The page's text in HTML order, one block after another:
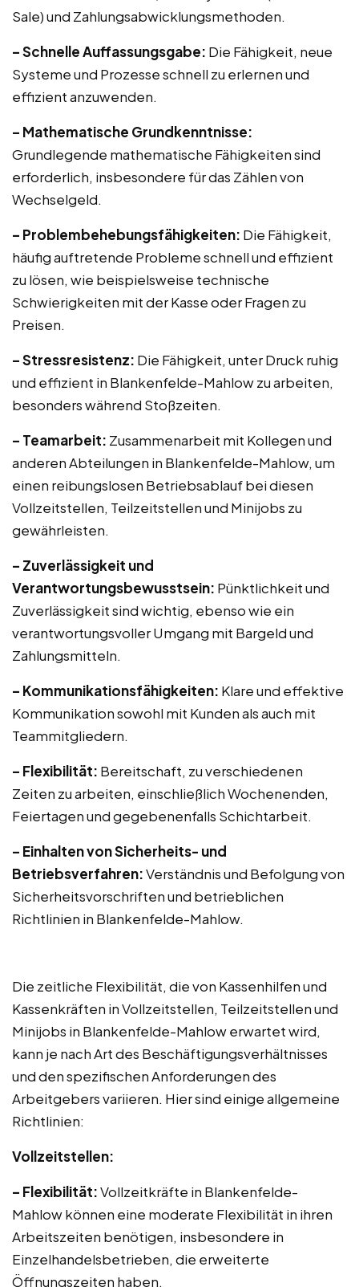
Sale) und Zahlungsabwicklungsmethoden.
– Schnelle Auffassungsgabe: Die Fähigkeit, neue
Systeme und Prozesse schnell zu erlernen und
effizient anzuwenden.
– Mathematische Grundkenntnisse:
Grundlegende mathematische Fähigkeiten sind
erforderlich, insbesondere für das Zählen von
Wechselgeld.
– Problembehebungsfähigkeiten: Die Fähigkeit,
häufig auftretende Probleme schnell und effizient
zu lösen, wie beispielsweise technische
Schwierigkeiten mit der Kasse oder Fragen zu
Preisen.
– Stressresistenz: Die Fähigkeit, unter Druck ruhig
und effizient in Blankenfelde-Mahlow zu arbeiten,
besonders während Stoßzeiten.
– Teamarbeit: Zusammenarbeit mit Kollegen und
anderen Abteilungen in Blankenfelde-Mahlow, um
einen reibungslosen Betriebsablauf bei diesen
Vollzeitstellen, Teilzeitstellen und Minijobs zu
gewährleisten.
– Zuverlässigkeit und
Verantwortungsbewusstsein: Pünktlichkeit und
Zuverlässigkeit sind wichtig, ebenso wie ein
verantwortungsvoller Umgang mit Bargeld und
Zahlungsmitteln.
– Kommunikationsfähigkeiten: Klare und effektive
Kommunikation sowohl mit Kunden als auch mit
Teammitgliedern.
– Flexibilität: Bereitschaft, zu verschiedenen
Zeiten zu arbeiten, einschließlich Wochenenden,
Feiertagen und gegebenenfalls Schichtarbeit.
– Einhalten von Sicherheits- und
Betriebsverfahren:Verständnis und Befolgung von
Sicherheitsvorschriften und betrieblichen
Richtlinien in Blankenfelde-Mahlow.
Die zeitliche Flexibilität, die von Kassenhilfen und
Kassenkräften in Vollzeitstellen, Teilzeitstellen und
Minijobs in Blankenfelde-Mahlow erwartet wird,
kann je nach Art des Beschäftigungsverhältnisses
und den spezifischen Anforderungen des
Arbeitgebers variieren. Hier sind einige allgemeine
Richtlinien:
Vollzeitstellen:
– Flexibilität:Vollzeitkräfte in Blankenfelde-
Mahlow können eine moderate Flexibilität in ihren
Arbeitszeiten benötigen, insbesondere in
Einzelhandelsbetrieben, die erweiterte
Öffnungszeiten haben.